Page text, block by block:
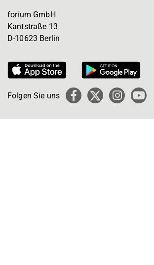
forium GmbH
Kantstraße 13
D-10623 Berlin
Folgen Sie uns Facebook
X
Instagram